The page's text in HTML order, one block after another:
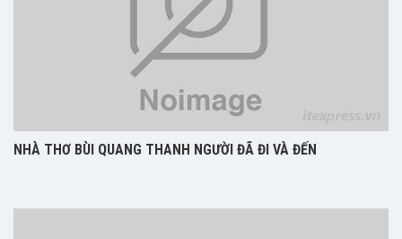
NHÀ THƠ BÙI QUANG THANH NGƯỜI ĐÃ ĐI VÀ ĐẾN